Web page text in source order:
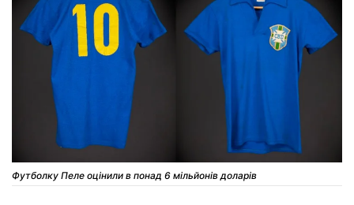
Футболку Пеле оцінили в понад 6 мільйонів доларів